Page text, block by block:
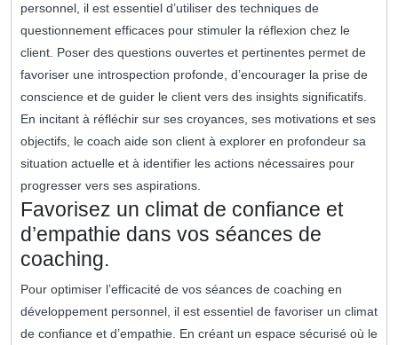
personnel, il est essentiel d’utiliser des techniques de
questionnement efficaces pour stimuler la réflexion chez le
client. Poser des questions ouvertes et pertinentes permet de
favoriser une introspection profonde, d’encourager la prise de
conscience et de guider le client vers des insights significatifs.
En incitant à réfléchir sur ses croyances, ses motivations et ses
objectifs, le coach aide son client à explorer en profondeur sa
situation actuelle et à identifier les actions nécessaires pour
progresser vers ses aspirations.
Favorisez un climat de confiance et
d’empathie dans vos séances de
coaching.
Pour optimiser l’efficacité de vos séances de coaching en
développement personnel, il est essentiel de favoriser un climat
de confiance et d’empathie. En créant un espace sécurisé où le